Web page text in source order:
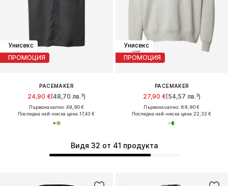
Видя 32 от 41 продукта
Унисекс
ПРОМОЦИЯ
PACEMAKER
24,90 €(48,70 лв.³)
Първоначално: 49,90 €
Последна най-ниска цена:17,43 €
Унисекс
ПРОМОЦИЯ
PACEMAKER
27,90 €(54,57 лв.³)
Първоначално: 69,90 €
Последна най-ниска цена:22,32 €